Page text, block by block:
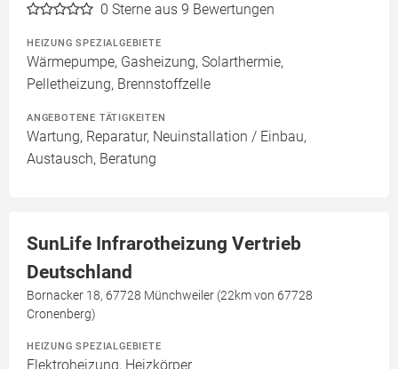
0 Sterne aus 9 Bewertungen
HEIZUNG SPEZIALGEBIETE
Wärmepumpe, Gasheizung, Solarthermie,
Pelletheizung, Brennstoffzelle
ANGEBOTENE TÄTIGKEITEN
Wartung, Reparatur, Neuinstallation / Einbau,
Austausch, Beratung
SunLife Infrarotheizung Vertrieb
Deutschland
Bornacker 18, 67728 Münchweiler (22km von 67728
Cronenberg)
HEIZUNG SPEZIALGEBIETE
Elektroheizung, Heizkörper